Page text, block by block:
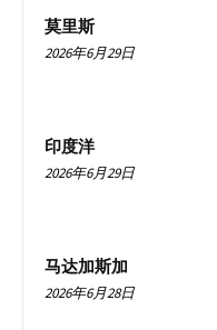
莫里斯
2026年6月29日
印度洋
2026年6月29日
马达加斯加
2026年6月28日